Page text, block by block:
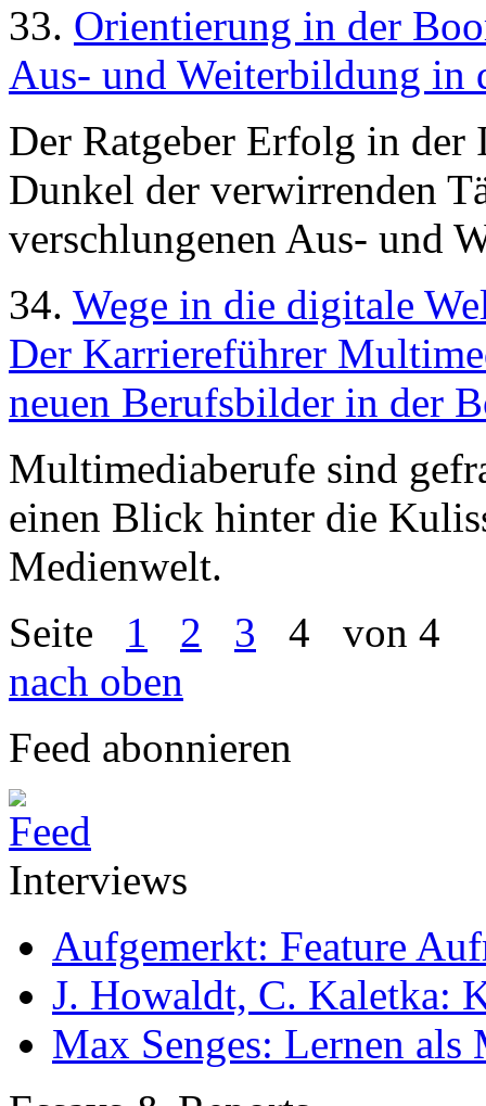
33. Orientierung in der
Aus- und Weiterbildung in
Der Ratgeber Erfolg in
Dunkel der verwirrenden
verschlungenen Aus- und
34. Wege in die digitale
Der Karriereführer
neuen Berufsbilder in der
Multimediaberufe sind
einen Blick hinter die
Medienwelt.
Seite 1 2 3 4 von 4
nach oben
Feed abonnieren
Interviews
Aufgemerkt: Feature
J. Howaldt, C. Kaletka:
Max Senges: Lernen als